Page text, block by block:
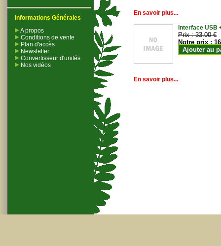
Informations Générales
A propos
Conditions de vente
Plan d'accès
Newsletter
Convertisseur d'unités
Nos vidéos
En savoir plus...
Interface USB
Prix :33.00 €
Notre prix :
Ajouter au
En savoir plus...